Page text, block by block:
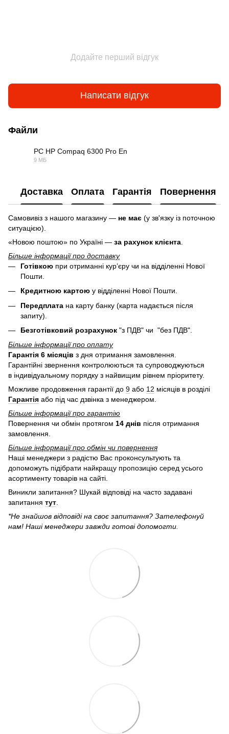
Додайте перший відгук
Написати відгук
Файли
PC HP Compaq 6300 Pro En
9 МБ
Доставка Оплата Гарантія Повернення
Самовивіз з нашого магазину — не має (у зв'язку із поточною
ситуацією).
«Новою поштою» по Україні — за рахунок клієнта
Більше інформації про доставку
Готівкою при отриманні кур’єру чи на відділенні Нової
Пошти.
Кредитною картою у відділенні Нової Пошти.
Передплата на карту банку (карта надається після
запиту).
Безготівковий розрахунок "з ПДВ" чи "без ПДВ".
Більше інформації про оплату
Гарантія 6 місяців з дня отримання замовлення.
Гарантійні звернення контролюються та супроводжуються
в індивідуальному порядку з найвищим рівнем пріоритету.
Можливе продовження гарантії до 9 або 12 місяців в розділі
Гарантія або під час дзвінка з менеджером.
Більше інформації про гарантію
Повернення чи обмін протягом 14 днів після отримання
замовлення.
Більше інформації про обмін чи повернення
Наші менеджери з радістю Вас проконсультують та
допоможуть підібрати найкращу пропозицію серед усього
асортименту товарів на сайті.
Виникли запитання? Шукай відповіді на часто задавані
запитання тут.
*Не знайшов відповіді на своє запитання? Зателефонуй
нам! Наші менеджери завжди готові допомогти.